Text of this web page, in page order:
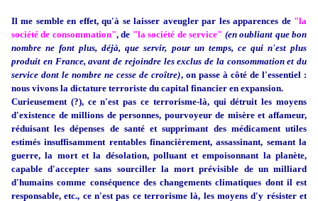
Il me semble en effet, qu'à se laisser aveugler par les apparences de "la
société de consommation", de "la société de service" (en oubliant que bon
nombre ne font plus, déjà, que servir, pour un temps, ce qui n'est plus
produit en France, avant de rejoindre les exclus de la consommation et du
service dont le nombre ne cesse de croître), on passe à côté de l'essentiel :
nous vivons la dictature terroriste du capital financier en expansion.
Curieusement (?), ce n'est pas ce terrorisme-là, qui détruit les moyens
d'existence de millions de personnes, pourvoyeur de misère et affameur,
réduisant les dépenses de santé et supprimant des médicament utiles
estimés insuffisamment rentables financièrement, assassinant, semant la
guerre, la mort et la désolation, polluant et empoisonnant la planète,
capable d'accepter sans sourciller la mort prévisible de un milliard
d'humains comme conséquence des changements climatiques dont il est
responsable, etc., ce n'est pas ce terrorisme là, les moyens d'y résister et